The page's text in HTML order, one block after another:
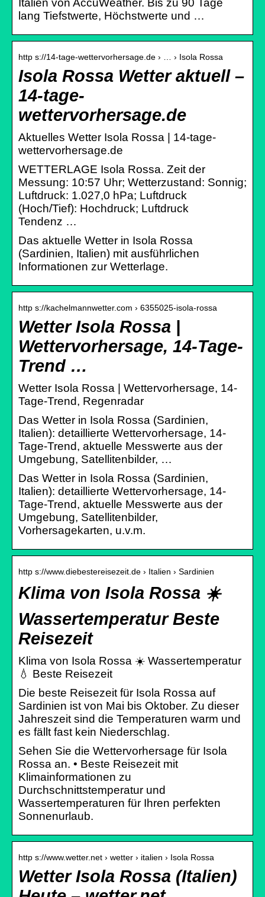
Italien von AccuWeather. Bis zu 90 Tage
lang Tiefstwerte, Höchstwerte und …
http s://14-tage-wettervorhersage.de › … › Isola Rossa
Isola Rossa Wetter aktuell –
14-tage-
wettervorhersage.de
Aktuelles Wetter Isola Rossa | 14-tage-
wettervorhersage.de
WETTERLAGE Isola Rossa. Zeit der
Messung: 10:57 Uhr; Wetterzustand: Sonnig;
Luftdruck: 1.027,0 hPa; Luftdruck
(Hoch/Tief): Hochdruck; Luftdruck
Tendenz …
Das aktuelle Wetter in Isola Rossa
(Sardinien, Italien) mit ausführlichen
Informationen zur Wetterlage.
http s://kachelmannwetter.com › 6355025-isola-rossa
Wetter Isola Rossa |
Wettervorhersage, 14-Tage-
Trend …
Wetter Isola Rossa | Wettervorhersage, 14-
Tage-Trend, Regenradar
Das Wetter in Isola Rossa (Sardinien,
Italien): detaillierte Wettervorhersage, 14-
Tage-Trend, aktuelle Messwerte aus der
Umgebung, Satellitenbilder, …
Das Wetter in Isola Rossa (Sardinien,
Italien): detaillierte Wettervorhersage, 14-
Tage-Trend, aktuelle Messwerte aus der
Umgebung, Satellitenbilder,
Vorhersagekarten, u.v.m.
http s://www.diebestereisezeit.de › Italien › Sardinien
Klima von Isola Rossa ☀️
Wassertemperatur Beste
Reisezeit
Klima von Isola Rossa ☀️ Wassertemperatur
💧 Beste Reisezeit
Die beste Reisezeit für Isola Rossa auf
Sardinien ist von Mai bis Oktober. Zu dieser
Jahreszeit sind die Temperaturen warm und
es fällt fast kein Niederschlag.
Sehen Sie die Wettervorhersage für Isola
Rossa an. • Beste Reisezeit mit
Klimainformationen zu
Durchschnittstemperatur und
Wassertemperaturen für Ihren perfekten
Sonnenurlaub.
http s://www.wetter.net › wetter › italien › Isola Rossa
Wetter Isola Rossa (Italien)